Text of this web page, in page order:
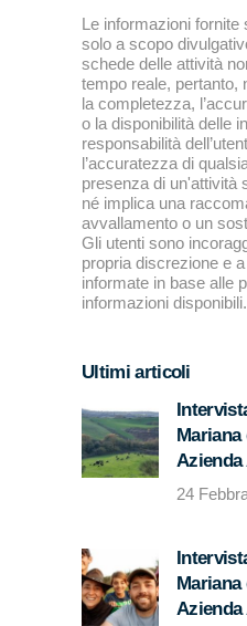
Le informazioni
solo a scopo
schede delle attività
tempo reale, pertanto,
la completezza,
o la disponibilità delle
responsabilità
l’accuratezza di
presenza di un'attività
né implica una
avvallamento o un
Gli utenti sono
propria discrezione e
informate in base alle
informazioni disponibili.
Ultimi articoli
Mariana
Azienda
24
Mariana
Azienda